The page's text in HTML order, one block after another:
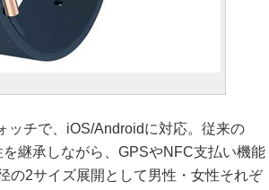
ッチで、iOS/Androidに対応。従来の
継承しながら、GPSやNFC支払い機能
の2サイズ展開として男性・女性それぞ